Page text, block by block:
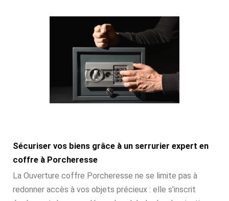
Sécuriser vos biens grâce à un serrurier expert en
coffre à Porcheresse
La Ouverture coffre Porcheresse ne se limite pas à
redonner accès à vos objets précieux : elle s’inscrit